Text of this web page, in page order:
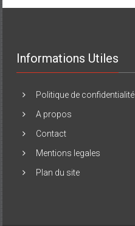
Informations Utiles
Politique de confidentialité
A propos
Contact
Mentions legales
Plan du site